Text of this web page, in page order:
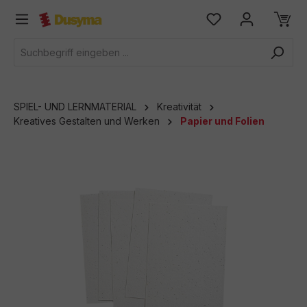
springen
SPIEL- UND LERNMATERIAL
Kreativität
Kreatives Gestalten und Werken
Papier und Folien